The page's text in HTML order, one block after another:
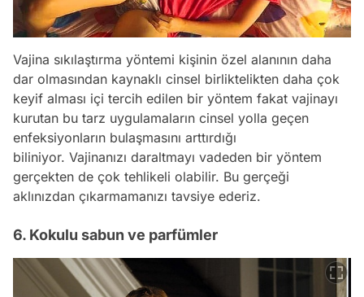
Vajina sıkılaştırma yöntemi kişinin özel alanının daha
dar olmasından kaynaklı cinsel birliktelikten daha çok
keyif alması içi tercih edilen bir yöntem fakat vajinayı
kurutan bu tarz uygulamaların cinsel yolla geçen
enfeksiyonların bulaşmasını arttırdığı
biliniyor. Vajinanızı daraltmayı vadeden bir yöntem
gerçekten de çok tehlikeli olabilir. Bu gerçeği
aklınızdan çıkarmamanızı tavsiye ederiz.
6. Kokulu sabun ve parfümler